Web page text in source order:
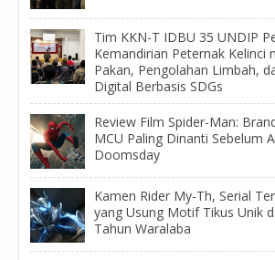
Tim KKN-T IDBU 35 UNDIP
Kemandirian Peternak Kelinci
Pakan, Pengolahan Limbah,
Digital Berbasis SDGs
Review Film Spider-Man:
MCU Paling Dinanti Sebelum
Doomsday
Kamen Rider My-Th, Serial
yang Usung Motif Tikus Unik
Tahun Waralaba